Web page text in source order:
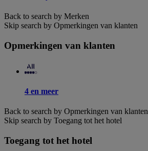
Back to search by Merken
Skip search by Opmerkingen van klanten
Opmerkingen van klanten
4 en meer
Back to search by Opmerkingen van klanten
Skip search by Toegang tot het hotel
Toegang tot het hotel